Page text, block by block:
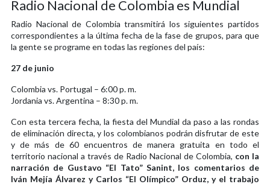
Radio Nacional de Colombia es Mundial
Radio Nacional de Colombia transmitirá los siguientes partidos
correspondientes a la última fecha de la fase de grupos, para que
la gente se programe en todas las regiones del país:
27 de junio
Colombia vs. Portugal – 6:00 p. m.
Jordania vs. Argentina – 8:30 p. m.
Con esta tercera fecha, la fiesta del Mundial da paso a las rondas
de eliminación directa, y los colombianos podrán disfrutar de este
y de más de 60 encuentros de manera gratuita en todo el
territorio nacional a través de Radio Nacional de Colombia, con la
narración de Gustavo “El Tato” Sanint, los comentarios de
Iván Mejía Álvarez y Carlos “El Olímpico” Orduz, y el trabajo